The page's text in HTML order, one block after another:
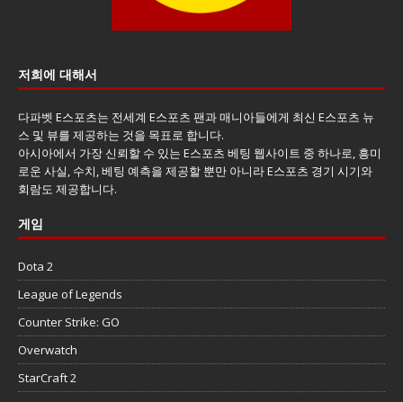
저희에 대해서
다파벳 E스포츠는 전세계 E스포츠 팬과 매니아들에게 최신 E스포츠 뉴
스 및 뷰를 제공하는 것을 목표로 합니다.
아시아에서 가장 신뢰할 수 있는 E스포츠 베팅 웹사이트 중 하나로, 흥미
로운 사실, 수치, 베팅 예측을 제공할 뿐만 아니라 E스포츠 경기 시기와
회람도 제공합니다.
게임
Dota 2
League of Legends
Counter Strike: GO
Overwatch
StarCraft 2